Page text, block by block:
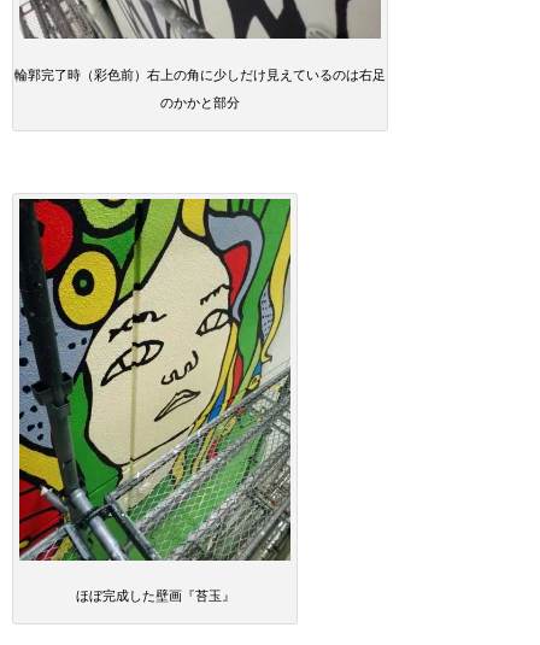
輪郭完了時（彩色前）右上の角に少しだけ見えているのは右足
のかかと部分
ほぼ完成した壁画『苔玉』